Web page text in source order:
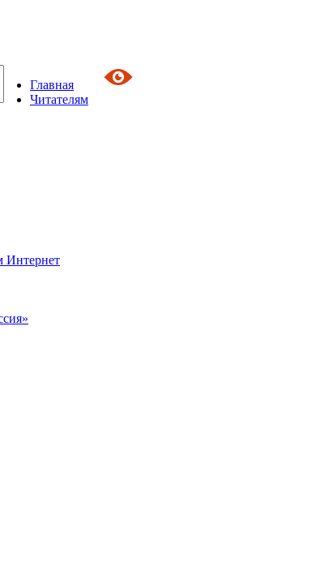
Главная
Читателям
Интернет